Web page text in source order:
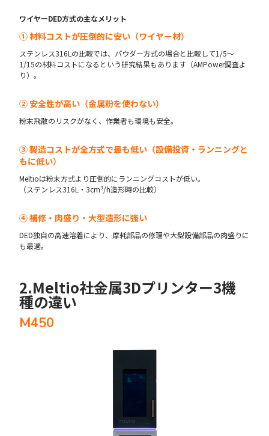
ワイヤーDED方式の主なメリット
① 材料コストが圧倒的に安い（ワイヤー材）
ステンレス316Lの比較では、パウダー方式の場合と比較して1/5〜
1/15の材料コストになるという研究結果もあります（AMPower調査よ
り）。
② 安全性が高い（金属粉を使わない）
粉末飛散のリスクがなく、作業者も環境も安全。
③ 製造コストが全方式で最も低い（設備投資・ランニングと
もに低い）
Meltioは粉末方式より圧倒的にランニングコストが低い。
（ステンレス316L・3cm³/h造形時の比較）
④ 補修・肉盛り・大型造形に強い
DED独自の高速溶着により、摩耗部品の修理や大型設備部品の肉盛りに
も最適。
2.Meltio社金属3Dプリンター3機
種の違い
M450